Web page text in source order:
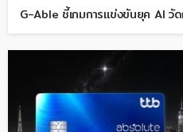
G-Able ชี้เกมการแข่งขันยุค AI วัด